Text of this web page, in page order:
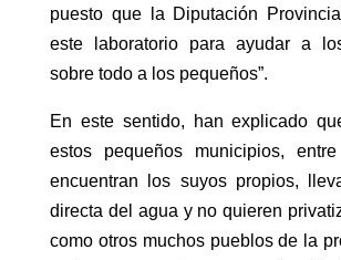
puesto que la Diputación
este laboratorio para ayudar a
sobre todo a los pequeños”.
En este sentido, han explicado
estos pequeños municipios,
encuentran los suyos propios,
directa del agua y no quieren
como otros muchos pueblos de la